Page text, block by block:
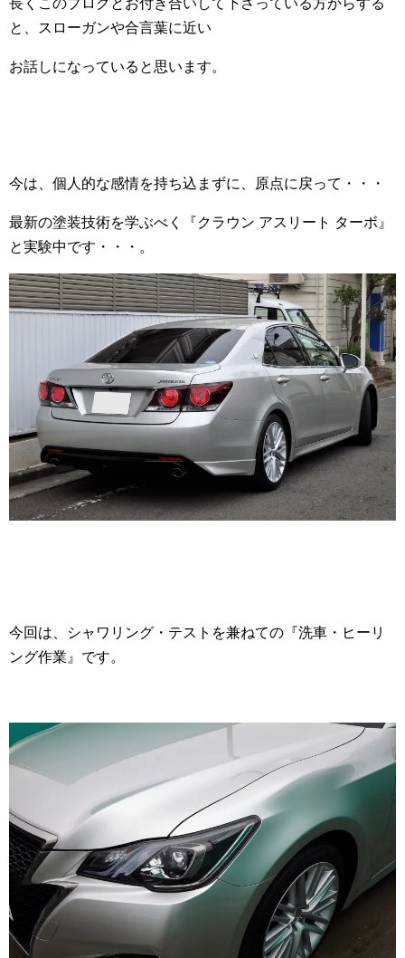
長くこのブログとお付き合いして下さっている方からする
と、スローガンや合言葉に近い
お話しになっていると思います。
今は、個人的な感情を持ち込まずに、原点に戻って・・・
最新の塗装技術を学ぶべく『クラウン アスリート ターボ』
と実験中です・・・。
今回は、シャワリング・テストを兼ねての『洗車・ヒーリ
ング作業』です。